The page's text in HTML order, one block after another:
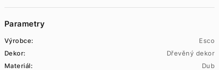
Parametry
Výrobce:
Esco
Dekor:
Dřevěný dekor
Materiál:
Dub